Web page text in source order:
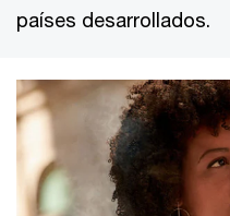
países desarrollados.